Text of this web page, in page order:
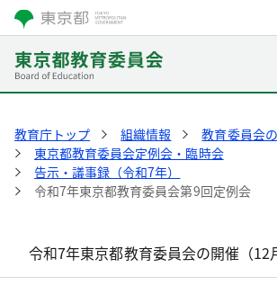
教育庁トップ 組織情報
教育委員会
東京都教育委員会定例会・臨時会
告示・議事録（令和7年）
令和7年東京都教育委員会第9回定例会
令和7年東京都教育委員会の開催（12